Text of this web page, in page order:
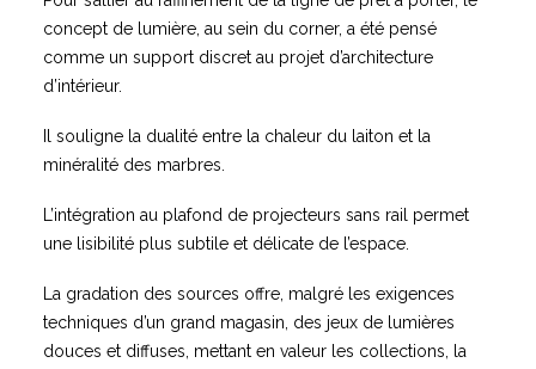
concept de lumière, au sein du corner, a été pensé
comme un support discret au projet d’architecture
d’intérieur.
Il souligne la dualité entre la chaleur du laiton et la
minéralité des marbres.
L’intégration au plafond de projecteurs sans rail permet
une lisibilité plus subtile et délicate de l’espace.
La gradation des sources offre, malgré les exigences
techniques d’un grand magasin, des jeux de lumières
douces et diffuses, mettant en valeur les collections, la